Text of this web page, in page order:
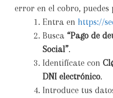
error en el cobro, puedes
Entra en https://
Busca “Pago de
Social”.
Identifícate con
DNI electrónico.
Introduce tus